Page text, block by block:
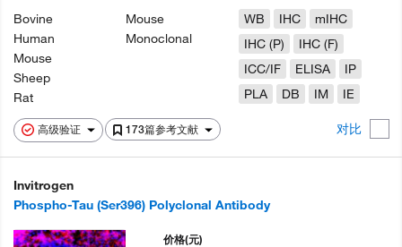
高级验证 173篇参考文献 对比
Bovine
Human
Mouse
Sheep
Rat
Mouse
Monoclonal
WB
IHC
mIHC
IHC (P)
IHC (F)
ICC/IF
ELISA
IP
PLA
DB IM IE
Invitrogen
Phospho-Tau (Ser396) Polyclonal Antibody
价格(元)